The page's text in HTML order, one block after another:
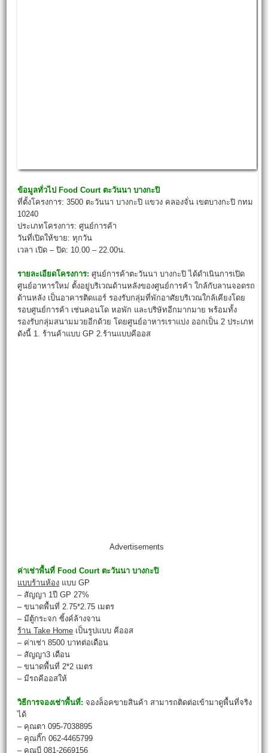
ข้อมูลทั่วไป Food Court ตะวันนา บางกะปิ
ที่ตั้งโครงการ: 3500 ตะวันนา บางกะปิ แขวง คลองจั่น เขตบางกะปิ กทม
10240
ประเภทโครงการ: ศูนย์การค้า
วันที่เปิดให้ขาย: ทุกวัน
เวลา เปิด – ปิด: 10.00 – 22.00น.
รายละเอียดโครงการ: ศูนย์การค้าตะวันนา บางกะปิ ได้ดำเนินการเปิด
ศูนย์อาหารใหม่ ตั้งอยู่บริเวณด้านหลังของศูนย์การค้า ใกล้กับลานจอดรถ
ด้านหลัง เป็นอาคารติดแอร์ รองรับกลุ่มที่พักอาศัยบริเวณใกล้เคียงโดย
รอบศูนย์การค้า เช่นคอนโด หอพัก และบริษัทอีกมากมาย พร้อมทั้ง
รองรับกลุ่มสนามมวยอีกด้วย โดยศูนย์อาหารเราแบ่ง ออกเป็น 2 ประเภท
ดังนี้ 1. ร้านค้าแบบ GP 2.ร้านแบบคีออส
Advertisements
ค่าเช่าพื้นที่ Food Court ตะวันนา บางกะปิ
แบบร้านห้อง แบบ GP
– สัญญา 1ปี GP 27%
– ขนาดพื้นที่ 2.75*2.75 เมตร
– มีตู้กระจก ซิ้งค์ล้างจาน
ร้านTake Home เป็นรูปแบบ คีออส
– ค่าเช่า 8500 บาทต่อเดือน
– สัญญา3 เดือน
– ขนาดพื้นที่ 2*2 เมตร
– มีรถคีออสให้
วิธีการจองเช่าพื้นที่: จองล็อคขายสินค้า สามารถติดต่อเข้ามาดูพื้นที่จริง
ได้
– คุณตา 095-7038895
– คุณกิ๊ก 062-4465799
– คุณบี 081-2669156